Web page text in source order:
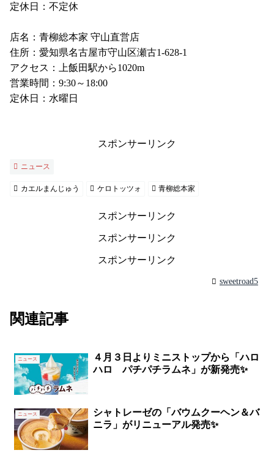
定休日：不定休
店名：青柳総本家 守山直営店
住所：愛知県名古屋市守山区瀬古1-628-1
アクセス：上飯田駅から1020m
営業時間：9:30～18:00
定休日：水曜日
スポンサーリンク
ニュース
カエルまんじゅう ケロトッツォ 青柳総本家
スポンサーリンク
スポンサーリンク
スポンサーリンク
sweetroad5
関連記事
ニュース
４月３日よりミニストップから「ハロ
ハロ パチパチラムネ」が新発売✨
ニュース
シャトレーゼの「バウムクーヘン＆バ
ニラ」がリニューアル発売✨